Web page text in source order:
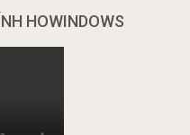
HOWINDOWS